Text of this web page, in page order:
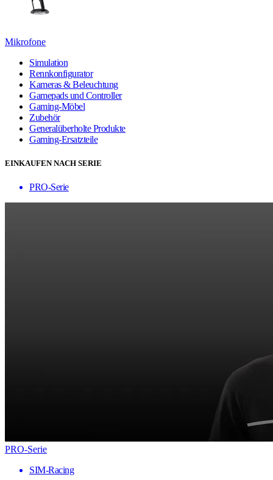
Mikrofone
Simulation
Rennkonfigurator
Kameras & Beleuchtung
Gamepads und Controller
Gaming-Möbel
Zubehör
Generalüberholte Produkte
Gaming-Ersatzteile
EINKAUFEN NACH SERIE
PRO-Serie
PRO-Serie
SIM-Racing